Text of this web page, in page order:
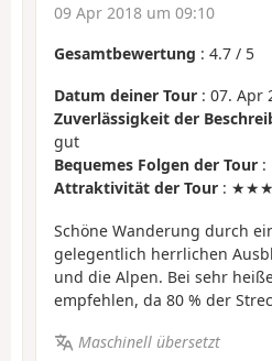
09 Apr 2018 um 09:10
Gesamtbewertung : 4.7 / 5
Datum deiner Tour : 07. Apr
Zuverlässigkeit der
gut
Bequemes Folgen der Tour :
Attraktivität der Tour :
Schöne Wanderung durch
gelegentlich herrlichen
und die Alpen. Bei sehr
empfehlen, da 80 % der
Maschinell übersetzt